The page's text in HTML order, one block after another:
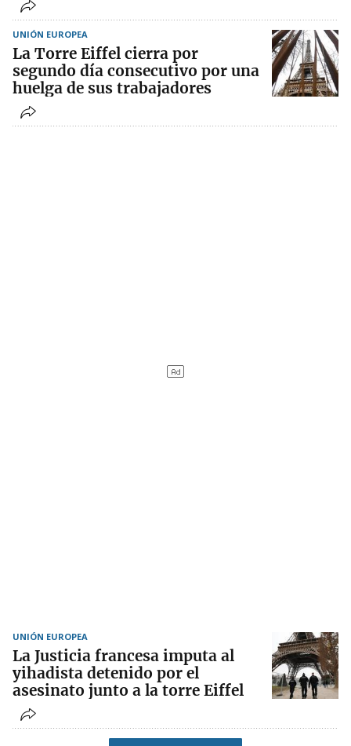
UNIÓN EUROPEA
La Torre Eiffel cierra por
segundo día consecutivo por una
huelga de sus trabajadores
UNIÓN EUROPEA
La Justicia francesa imputa al
yihadista detenido por el
asesinato junto a la torre Eiffel